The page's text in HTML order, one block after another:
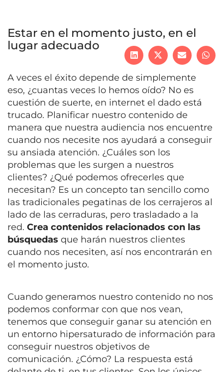
Estar en el momento justo, en el
lugar adecuado
A veces el éxito depende de simplemente
eso, ¿cuantas veces lo hemos oído? No es
cuestión de suerte, en internet el dado está
trucado. Planificar nuestro contenido de
manera que nuestra audiencia nos encuentre
cuando nos necesite nos ayudará a conseguir
su ansiada atención. ¿Cuáles son los
problemas que les surgen a nuestros
clientes? ¿Qué podemos ofrecerles que
necesitan? Es un concepto tan sencillo como
las tradicionales pegatinas de los cerrajeros al
lado de las cerraduras, pero trasladado a la
red. Crea contenidos relacionados con las
búsquedas que harán nuestros clientes
cuando nos necesiten, así nos encontrarán en
el momento justo.
Cuando generamos nuestro contenido no nos
podemos conformar con que nos vean,
tenemos que conseguir ganar su atención en
un entorno hipersaturado de información para
conseguir nuestros objetivos de
comunicación. ¿Cómo? La respuesta está